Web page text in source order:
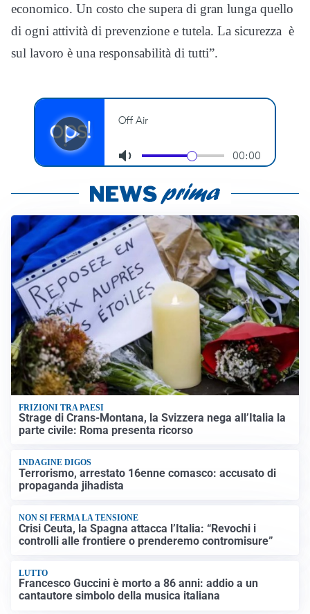
economico. Un costo che supera di gran lunga quello
di ogni attività di prevenzione e tutela. La sicurezza è
sul lavoro è una responsabilità di tutti”.
FRIZIONI TRA PAESI
Strage di Crans-Montana, la Svizzera nega all’Italia la
parte civile: Roma presenta ricorso
INDAGINE DIGOS
Terrorismo, arrestato 16enne comasco: accusato di
propaganda jihadista
NON SI FERMA LA TENSIONE
Crisi Ceuta, la Spagna attacca l’Italia: “Revochi i
controlli alle frontiere o prenderemo contromisure”
LUTTO
Francesco Guccini è morto a 86 anni: addio a un
cantautore simbolo della musica italiana